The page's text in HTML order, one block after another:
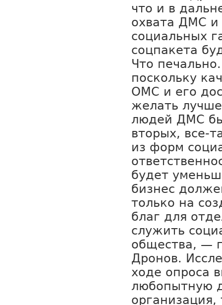
что и в
охвата ДМС
социальных
соцпакета
Что
поскольку
ОМС и его
желать
людей ДМС
вторых, все-
из форм
будет
бизнес
только на
благ для
служить
общества, —
Дронов.
ходе опроса
любопытную